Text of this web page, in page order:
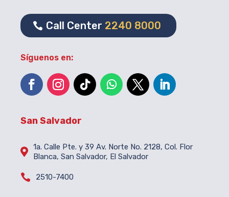
Call Center 2240 8000
Síguenos en:
San Salvador
 1a. Calle Pte. y 39 Av. Norte No. 2128, Col. Flor
Blanca, San Salvador, El Salvador
 2510-7400